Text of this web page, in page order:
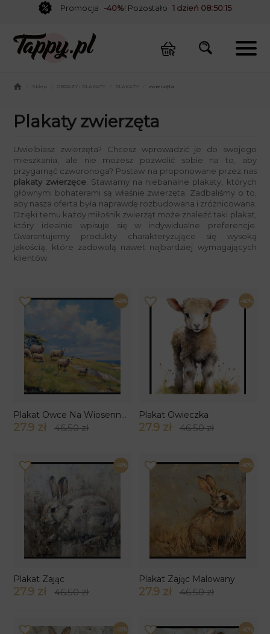
Promocja -40%! Pozostało 1 dzień 08:50:14
Sklep OBRAZY i PLAKATY PLAKATY zwierzęta
Plakaty zwierzęta
Uwielbiasz zwierzęta? Chcesz wprowadzić je do swojego
mieszkania, ale nie możesz pozwolić sobie na to, aby
przygarnąć czworonoga? Postaw na proponowane przez nas
plakaty zwierzęce . Stawiamy na niebanalne plakaty, których
głównymi bohaterami są właśnie zwierzęta. Zadbaliśmy o to,
aby nasza oferta była naprawdę rozbudowana i zróżnicowana.
Dzięki temu każdy miłośnik zwierząt może znaleźć taki plakat,
który idealnie wpisuje się w indywidualne preferencje.
Gwarantujemy produkty charakteryzujące się wysoką
jakością, które zadowolą nawet najbardziej wymagających
klientów.
-40%
Plakat Owce Na Wiosennej Łące
27.9 zł 46.50 zł
-40%
Plakat Owieczka
27.9 zł 46.50 zł
-40%
Plakat Zając
27.9 zł 46.50 zł
-40%
Plakat Zając Malowany
27.9 zł 46.50 zł
-40% -40%